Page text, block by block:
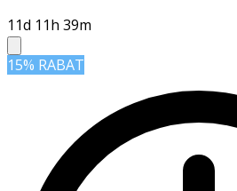
11d 11h 39m
15% RABAT